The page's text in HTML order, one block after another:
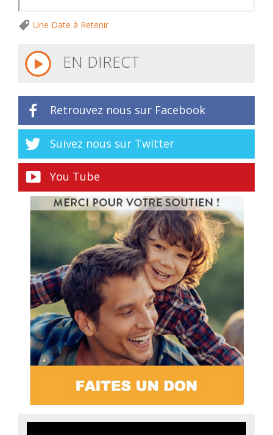
Une Date à Retenir
EN DIRECT
Retrouvez nous sur Facebook
Suivez nous sur Twitter
You Tube